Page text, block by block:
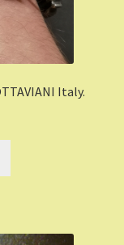
Italy.